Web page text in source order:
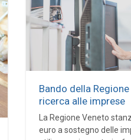
Bando della
ricerca alle imprese
La Regione Veneto
euro a sostegno delle